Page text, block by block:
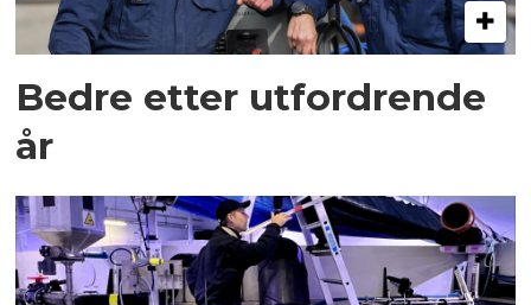
Bedre etter utfordrende
år